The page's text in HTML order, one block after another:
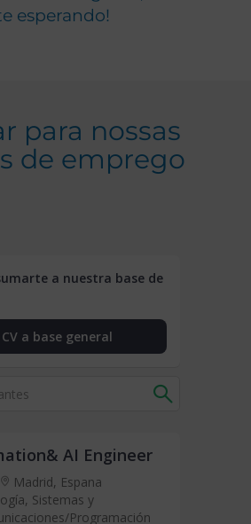
esperando!
para nossas
de emprego